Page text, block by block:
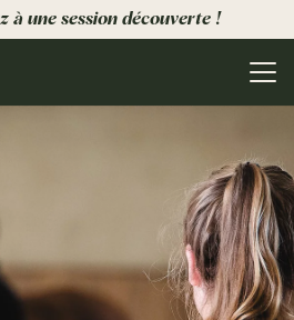
à une session découverte !